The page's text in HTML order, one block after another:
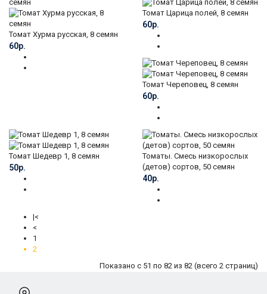
Томат Хурма русская, 8 семян
60р.
Томат Царица полей, 8 семян
60р.
Томат Череповец, 8 семян
60р.
Томат Шедевр 1, 8 семян
50р.
Томаты. Смесь низкорослых
(детов) сортов, 50 семян
40р.
|<
<
1
2
Показано с 51 по 82 из 82 (всего 2 страниц)